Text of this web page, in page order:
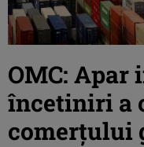
OMC:
încetiniri a
comerțului